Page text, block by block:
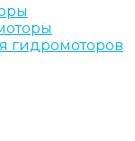
гидромоторов